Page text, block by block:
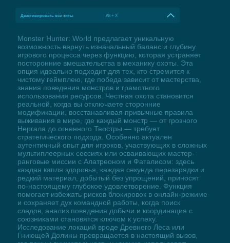
Деактивировать все читы Alt + X
Monster Hunter: World предлагает уникальную
возможность вернуть изначальный баланс и глубину
игрового процесса через функцию, которая устраняет
посторонние вмешательства в механику охоты. Эта
опция идеально подходит для тех, кто стремится к
чистому геймплею, где победа зависит от мастерства,
знания поведения монстров и грамотного
использования ресурсов. Честная охота становится
реальной, когда вы отключаете сторонние
модификации, восстанавливая привычные правила
выживания в мире, где каждый монстр — от грозного
Нергала до огненного Теостры — требует
стратегического подхода. Особенно актуален
аутентичный опыт для игроков, участвующих в сложных
мультиплеерных сессиях или осваивающих мастер-
ранговые миссии с Алатреоном и Фаталисом: здесь
каждая капля здоровья, каждая секунда перезарядки и
редкий материал, добытый без упрощений, приносят
по-настоящему глубокое удовлетворение. Функция
помогает избежать рисков блокировок в онлайн-режиме
и сохраняет дух командной работы, когда поиск
следов, анализ поведения добычи и координация с
союзниками становятся ключом к успеху.
Исследование локаций вроде Древнего Леса или
Гниющей Долины превращается в настоящий вызов,